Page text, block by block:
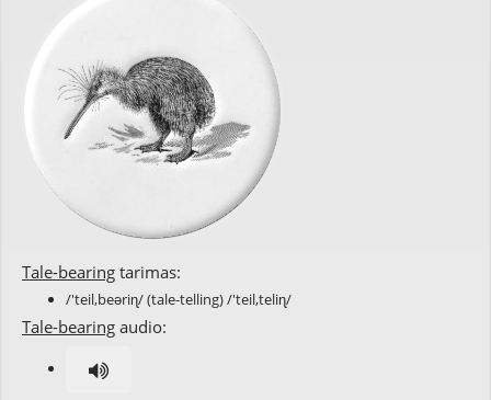
Tale-bearing tarimas:
/'teil,beəriɳ/ (tale-telling) /'teil,teliɳ/
Tale-bearing audio: